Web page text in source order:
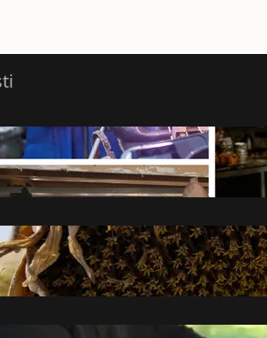
Ovo su zanimanja koja su trenutno
najtraženija, plate i do 250.000
avgust 7, 2026
Suša u BiH uništila više od polovine
useva,
avgust 7, 2026
Nemački list o dolasku Zelenskog u